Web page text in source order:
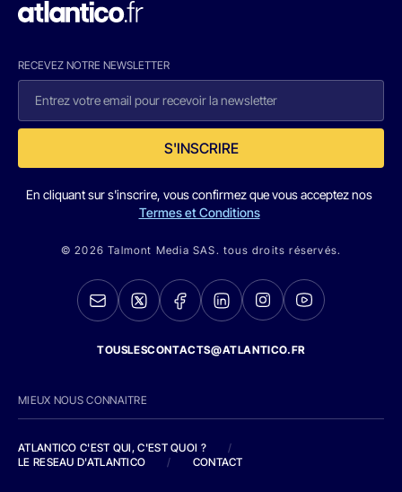
RECEVEZ NOTRE NEWSLETTER
S'INSCRIRE
En cliquant sur s'inscrire, vous confirmez que vous acceptez nos
Termes et Conditions
© 2026 Talmont Media SAS. tous droits réservés.
TOUSLESCONTACTS@ATLANTICO.FR
MIEUX NOUS CONNAITRE
ATLANTICO C'EST QUI, C'EST QUOI ?
/
LE RESEAU D'ATLANTICO
/ CONTACT